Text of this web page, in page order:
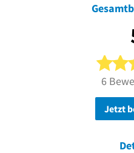
6
Jetzt